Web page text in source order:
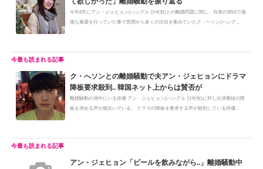
今年8月にアン・ジェヒョン(ハングル 안재현)との離婚問題に関し、自身のSNSで過
激な暴露を行っていた事で世間から多くの注目を集めていたク・ヘソン(ハング...
ク・へソンとの離婚騒動で夫アン・ジェヒョンにドラマ
降板要求殺到.. 韓国ネット上からは賛否が
離婚騒動の渦中にいる俳優 アン・ジェヒョン(ハングル 안재현)に対し出演番組の降
板を求める声が相次いでいる。 ドラマの降板を要求する声が殺到している俳優...
アン・ジェヒョン「ビールを飲みながら..」離婚騒動中